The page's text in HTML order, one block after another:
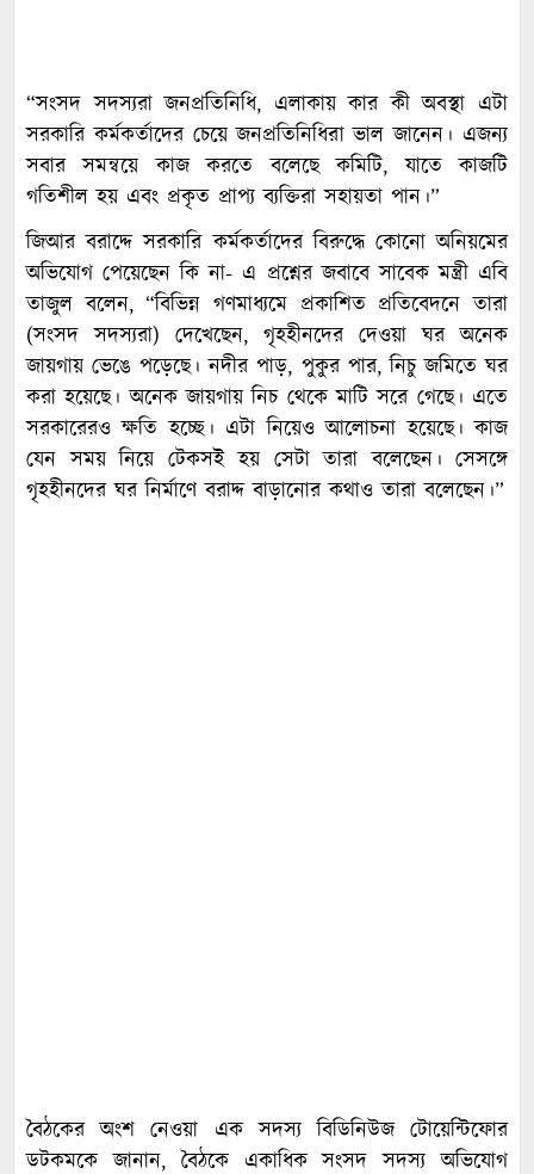
“সংসদ সদস্যরা জনপ্রতিনিধি, এলাকায় কার কী অবস্থা এটা
সরকারি কর্মকর্তাদের চেয়ে জনপ্রতিনিধিরা ভাল জানেন। এজন্য
সবার সমন্বয়ে কাজ করতে বলেছে কমিটি, যাতে কাজটি
গতিশীল হয় এবং প্রকৃত প্রাপ্য ব্যক্তিরা সহায়তা পান।”
জিআর বরাদ্দে সরকারি কর্মকর্তাদের বিরুদ্ধে কোনো অনিয়মের
অভিযোগ পেয়েছেন কি না- এ প্রশ্নের জবাবে সাবেক মন্ত্রী এবি
তাজুল বলেন, “বিভিন্ন গণমাধ্যমে প্রকাশিত প্রতিবেদনে তারা
(সংসদ সদস্যরা) দেখেছেন, গৃহহীনদের দেওয়া ঘর অনেক
জায়গায় ভেঙে পড়েছে। নদীর পাড়, পুকুর পার, নিচু জমিতে ঘর
করা হয়েছে। অনেক জায়গায় নিচ থেকে মাটি সরে গেছে। এতে
সরকারেরও ক্ষতি হচ্ছে। এটা নিয়েও আলোচনা হয়েছে। কাজ
যেন সময় নিয়ে টেকসই হয় সেটা তারা বলেছেন। সেসঙ্গে
গৃহহীনদের ঘর নির্মাণে বরাদ্দ বাড়ানোর কথাও তারা বলেছেন।”
বৈঠকের অংশ নেওয়া এক সদস্য বিডিনিউজ টোয়েন্টিফোর
ডটকমকে জানান, বৈঠকে একাধিক সংসদ সদস্য অভিযোগ